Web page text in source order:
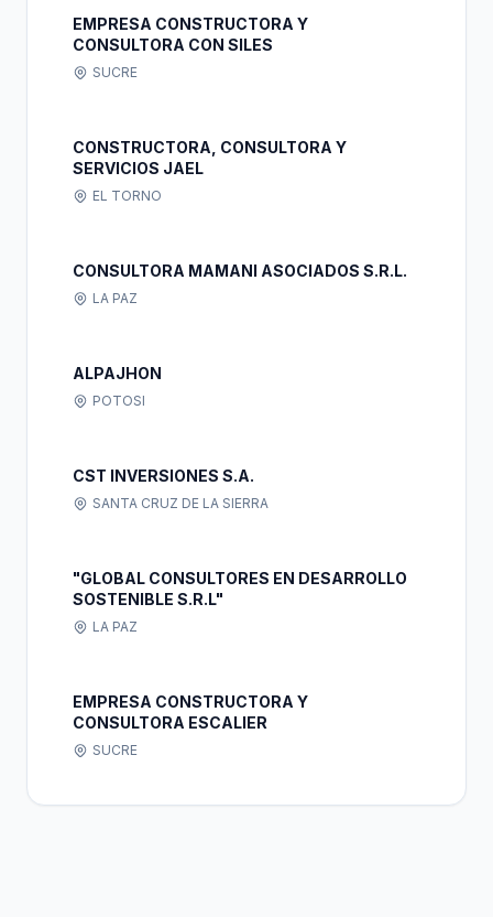
EMPRESA CONSTRUCTORA Y
CONSULTORA CON SILES
SUCRE
CONSTRUCTORA, CONSULTORA Y
SERVICIOS JAEL
EL TORNO
CONSULTORA MAMANI ASOCIADOS S.R.L.
LA PAZ
ALPAJHON
POTOSI
CST INVERSIONES S.A.
SANTA CRUZ DE LA SIERRA
"GLOBAL CONSULTORES EN DESARROLLO
SOSTENIBLE S.R.L"
LA PAZ
EMPRESA CONSTRUCTORA Y
CONSULTORA ESCALIER
SUCRE